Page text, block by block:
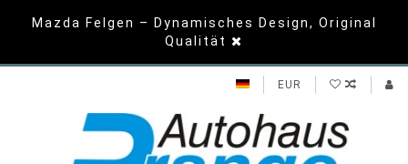
Mazda Felgen – Dynamisches Design, Original
Qualität
EUR